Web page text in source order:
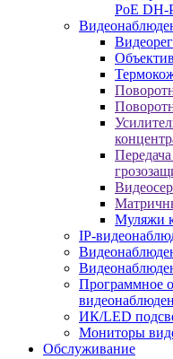
РоЕ DH-
Муляжи
IP-
Программное
ИК/LED
Мониторы
Обслуживание